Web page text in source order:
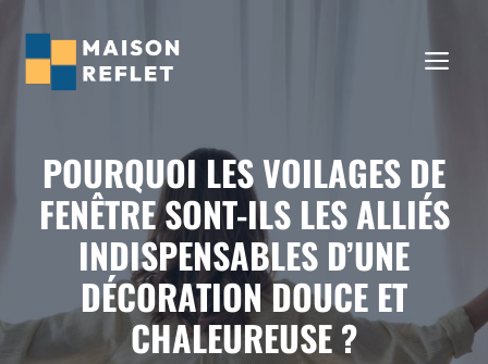
contenu
POURQUOI LES VOILAGES DE
FENÊTRE SONT-ILS LES ALLIÉS
INDISPENSABLES D’UNE
DÉCORATION DOUCE ET
CHALEUREUSE ?